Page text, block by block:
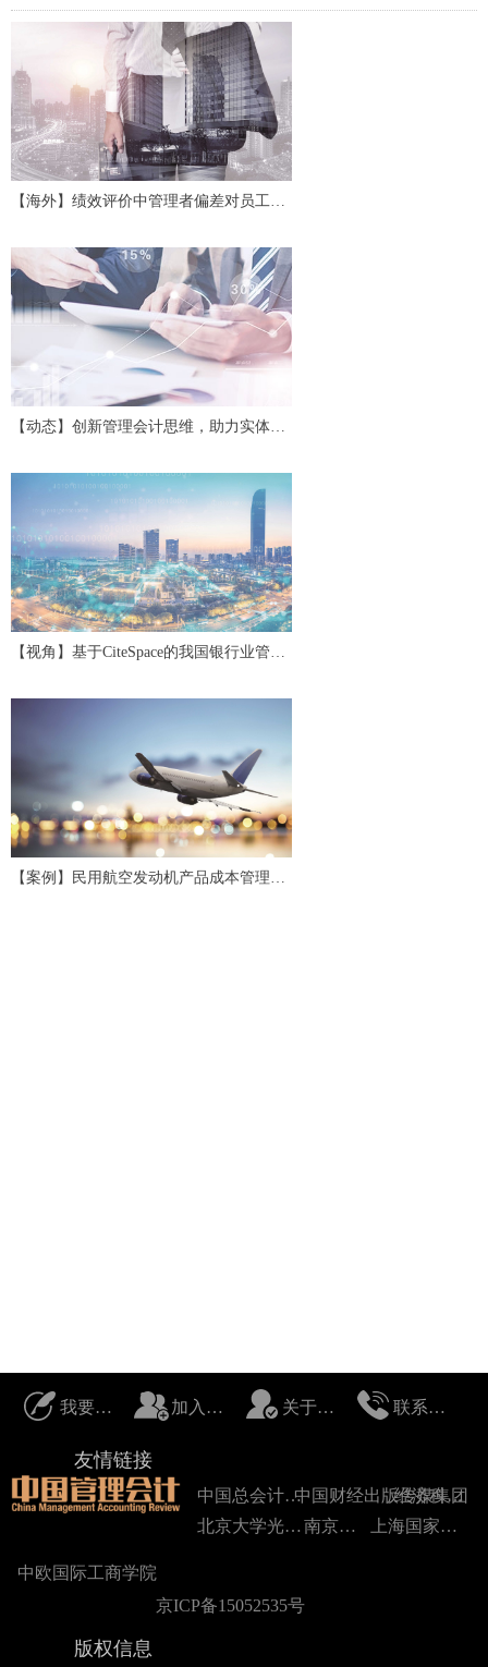
【海外】绩效评价中管理者偏差对员工努
【动态】创新管理会计思维，助力实体经
计沙龙
【视角】基于CiteSpace的我国银行业管理
【案例】民用航空发动机产品成本管理应
我要投稿 加入我们 关于我们 联系我们
友情链接
版权信息
中国总会计师协会中国财经出版传媒集团
经济科学出版社
中欧国际工商学院
北京大学光华管理学院 南京大学 上海国家会计学院
京ICP备15052535号